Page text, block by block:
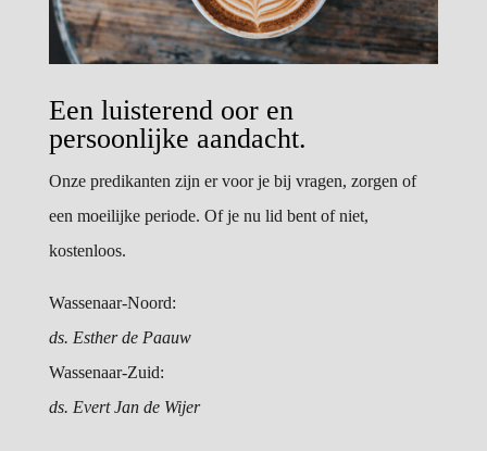
Een luisterend oor en
persoonlijke aandacht.
Onze predikanten zijn er voor je bij vragen, zorgen of
een moeilijke periode. Of je nu lid bent of niet,
kostenloos.
Wassenaar-Noord:
ds. Esther de Paauw
Wassenaar-Zuid:
ds. Evert Jan de Wijer